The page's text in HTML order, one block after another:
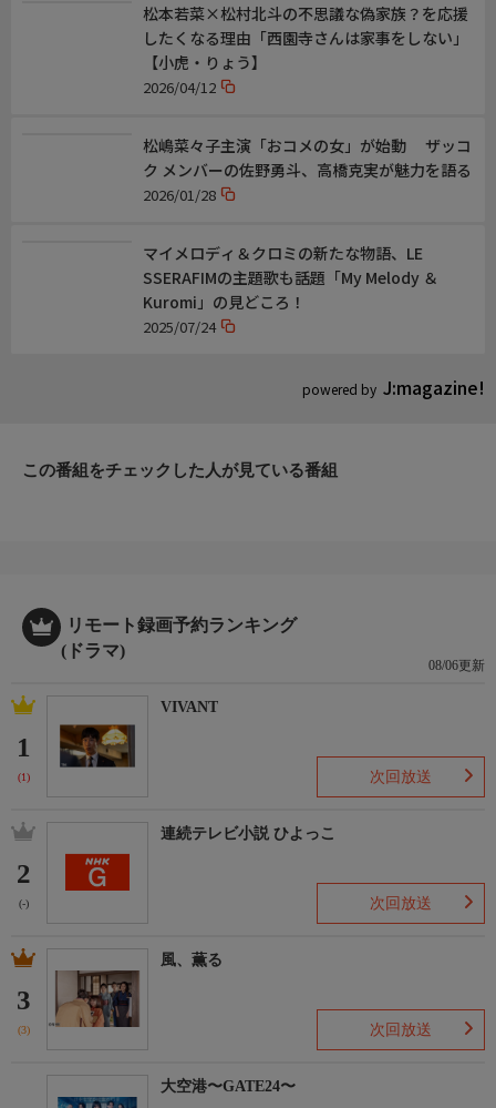
https://www.instagram.com/kiminosukihamuteki_tbs/
https://www.tiktok.com/@kiminosukihamuteki_tbs
番組の内容と放送時間は変更になる場合があります。
powered by J:magazine!
松本若菜×松村北斗の不思議な偽家族？を応援
したくなる理由「西園寺さんは家事をしない」
【小虎・りょう】
2026/04/12
松嶋菜々子主演「おコメの女」が始動 ザッコ
ク メンバーの佐野勇斗、高橋克実が魅力を語る
2026/01/28
マイメロディ＆クロミの新たな物語、LE
SSERAFIMの主題歌も話題「My Melody ＆
Kuromi」の見どころ！
2025/07/24
この番組をチェックした人が見ている番組
リモート録画予約ランキング
(ドラマ)
08/06更新
1
(1)
VIVANT
次回放送
2
(-)
連続テレビ小説 ひよっこ
次回放送
3
(3)
風、薫る
次回放送
大空港〜GATE24〜